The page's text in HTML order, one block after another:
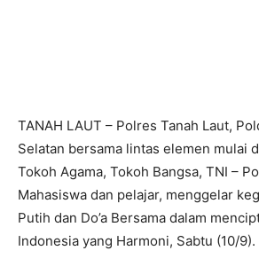
TANAH LAUT – Polres Tanah Laut,
Selatan bersama lintas elemen mulai
Tokoh Agama, Tokoh Bangsa, TNI –
Mahasiswa dan pelajar, menggelar
Putih dan Do’a Bersama dalam
Indonesia yang Harmoni, Sabtu (10/9).